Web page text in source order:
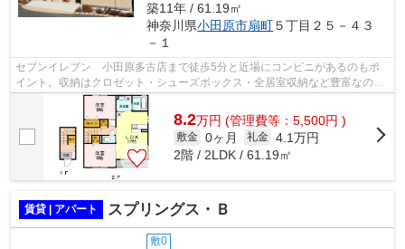
築11年 / 61.19㎡
神奈川県小田原市扇町５丁目２５－４３
－１
セブンイレブン 小田原多古店まで徒歩5分と近場にコンビニがあるのもポ
イント。収納はクロゼット・シューズボックス・全居室収納など豊富なの
で、衣類や履き物の整理がしやすく便利で...
8.2万円 (管理費等：5,500円 )
敷金 0ヶ月 礼金 4.1万円
2階 / 2LDK / 61.19㎡
賃貸 | アパート スプリングス・Ｂ
敷0